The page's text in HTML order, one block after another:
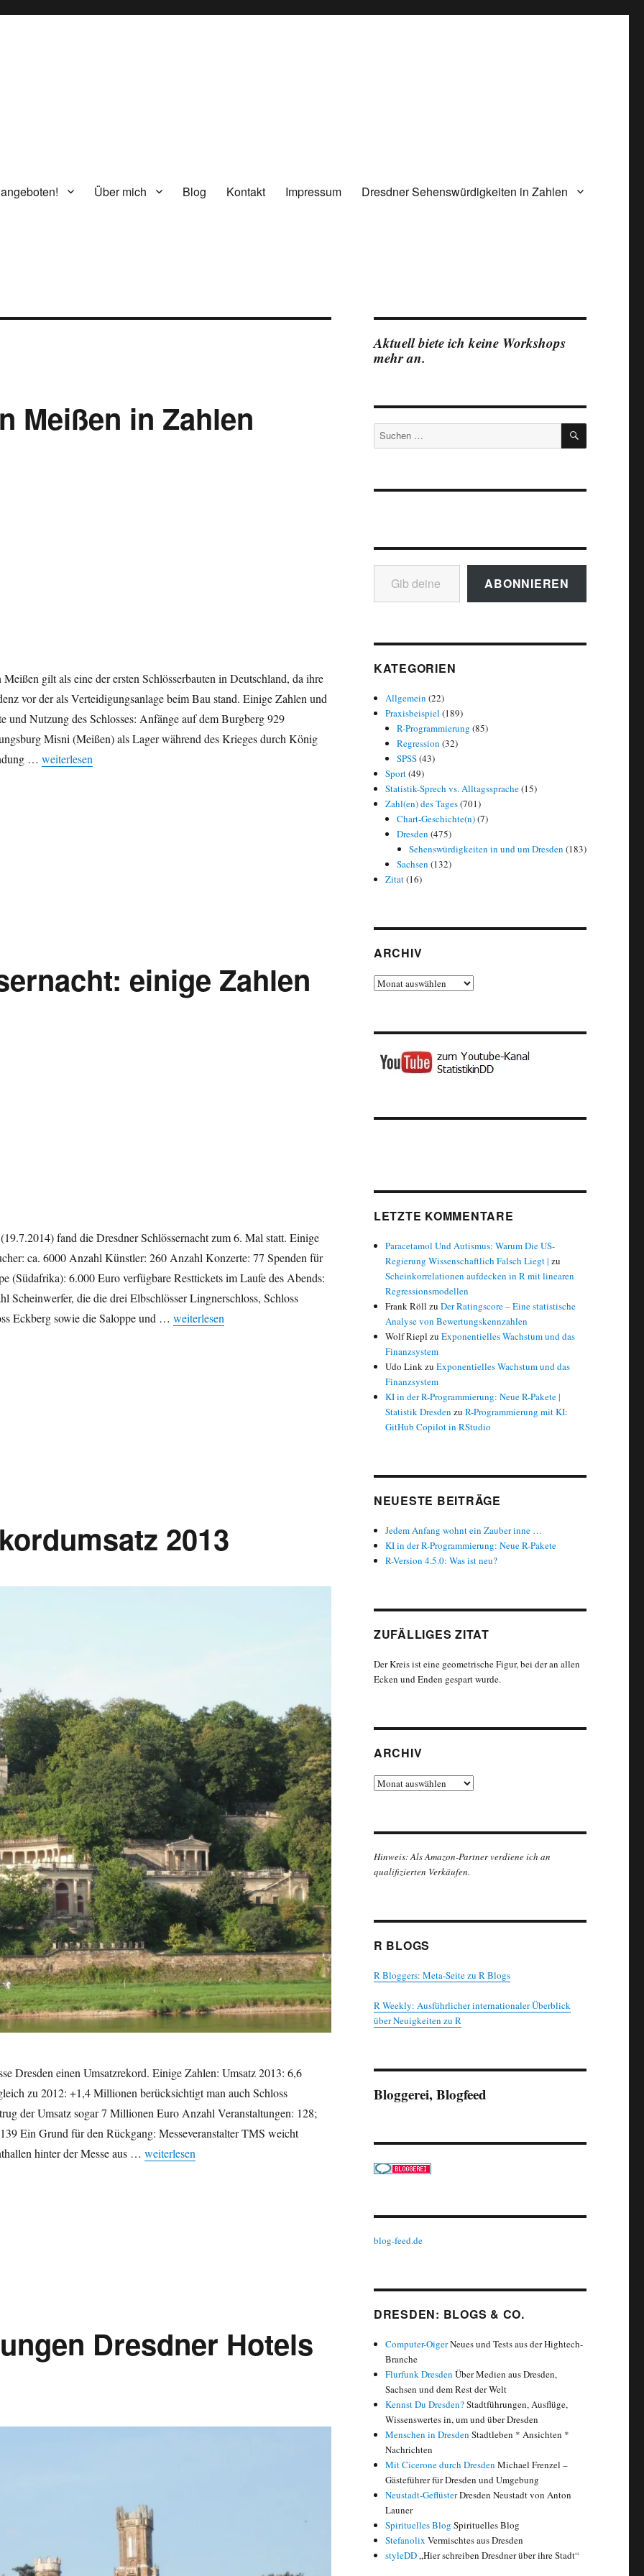
Über mich Blog Kontakt Impressum
Dresdner Sehenswürdigkeiten in Zahlen
Meißen in Zahlen
gilt als eine der ersten Schlösserbauten in Deutschland, da ihre
vor der als Verteidigungsanlage beim Bau stand. Einige Zahlen und
und Nutzung des Schlosses: Anfänge auf dem Burgberg 929
Misni (Meißen) als Lager während des Krieges durch König
… „Die Albrechtsburg in Meißen in Zahlen“
weiterlesen
einige Zahlen
fand die Dresdner Schlössernacht zum 6. Mal statt. Einige
ca. 6000 Anzahl Künstler: 260 Anzahl Konzerte: 77 Spenden für
(Südafrika): 6.000 Euro verfügbare Resttickets im Laufe des Abends:
Scheinwerfer, die die drei Elbschlösser Lingnerschloss, Schloss
Eckberg sowie die Saloppe und … „6. Dresdner Schlössernacht: einige Zahlen“
weiterlesen
2013
Dresden einen Umsatzrekord. Einige Zahlen: Umsatz 2013: 6,6
zu 2012: +1,4 Millionen berücksichtigt man auch Schloss
der Umsatz sogar 7 Millionen Euro Anzahl Veranstaltungen: 128;
Ein Grund für den Rückgang: Messeveranstalter TMS weicht
hinter der Messe aus … „Messe Dresden: Rekordumsatz 2013“
weiterlesen
Dresdner Hotels
Aktuell biete ich keine Workshops
mehr an.
Suchen
nach:
SUCHEN
Gib deine E-Mail-Adresse ein ...
ABONNIEREN
KATEGORIEN
Allgemein (22)
Praxisbeispiel (189)
R-Programmierung (85)
Regression (32)
SPSS(43)
Sport(49)
Statistik-Sprech vs. Alltagssprache(15)
Zahl(en) des Tages(701)
Chart-Geschichte(n)(7)
Dresden (475)
Sehenswürdigkeiten in und um Dresden (183)
Sachsen (132)
Zitat(16)
ARCHIV
Archiv
LETZTE KOMMENTARE
Paracetamol Und Autismus: Warum Die US-
Regierung Wissenschaftlich Falsch Liegt | zu
Scheinkorrelationen aufdecken in R mit linearen
Regressionsmodellen
Frank Röll zuDer Ratingscore – Eine statistische
Analyse von Bewertungskennzahlen
Wolf Riepl zuExponentielles Wachstum und das
Finanzsystem
Udo LinkzuExponentielles Wachstum und das
Finanzsystem
KI in der R-Programmierung: Neue R-Pakete |
Statistik Dresden zuR-Programmierung mit KI:
GitHub Copilot in RStudio
NEUESTE BEITRÄGE
Jedem Anfang wohnt ein Zauber inne …
KI in der R-Programmierung: Neue R-Pakete
R-Version 4.5.0: Was ist neu?
ZUFÄLLIGES ZITAT
Der Kreis ist eine geometrische Figur, bei der an allen
Ecken und Enden gespart wurde.
ARCHIV
Archiv
Hinweis: Als Amazon-Partner verdiene ich an
qualifizierten Verkäufen.
R BLOGS
R Bloggers: Meta-Seite zu R Blogs
R Weekly: Ausführlicher internationaler Überblick
über Neuigkeiten zu R
Bloggerei, Blogfeed
blog-feed.de
DRESDEN: BLOGS & CO.
Computer-OigerNeues und Tests aus der Hightech-
Branche
Flurfunk Dresden Über Medien aus Dresden,
Sachsen und dem Rest der Welt
Kennst Du Dresden?Stadtführungen, Ausflüge,
Wissenswertes in, um und über Dresden
Menschen in Dresden Stadtleben * Ansichten *
Nachrichten
Mit Cicerone durch Dresden Michael Frenzel –
Gästeführer für Dresden und Umgebung
Neustadt-GeflüsterDresden Neustadt von Anton
Launer
Spirituelles Blog Spirituelles Blog
Stefanolix Vermischtes aus Dresden
styleDD„Hier schreiben Dresdner über ihre Stadt“